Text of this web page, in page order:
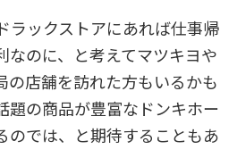
ラックストアにあれば仕事帰
なのに、と考えてマツキヨや
の店舗を訪れた方もいるかも
題の商品が豊富なドンキホー
のでは、と期待することもあ